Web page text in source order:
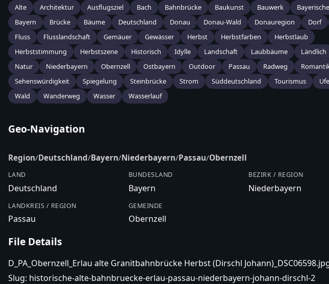
Alte Architektur Ausflugsziel Bach Bahnbrücke Baukunst Bauwerk
Bayern
Brücke Bäume Deutschland Donau Donau-Wald Donauregion Dorf
Fluss
Flusslandschaft Gemäuer Gewässer Herbst Herbstfarben
Herbstlaub
Herbststimmung
Herbstszene Historisch Idylle Landschaft Laubbäume
Ländlich
Natur
Niederbayern Obernzell Ostbayern Outdoor Passau Radweg
Sehenswürdigkeit
Spiegelung Steinbrücke Strom Süddeutschland Tourismus
Wald
Wanderweg Wasser Wasserlauf
Geo-Navigation
Region/Deutschland/Bayern/Niederbayern/Passau/Obernzell
LAND
Deutschland
BUNDESLAND
Bayern
BEZIRK / REGION
Niederbayern
LANDKREIS / REGION
Passau
GEMEINDE
Obernzell
File Details
D_PA_Obernzell_Erlau alte Granitbahnbrücke Herbst (Dirschl
Slug: historische-alte-bahnbruecke-erlau-passau-niederbayern-johann-dirschl-2